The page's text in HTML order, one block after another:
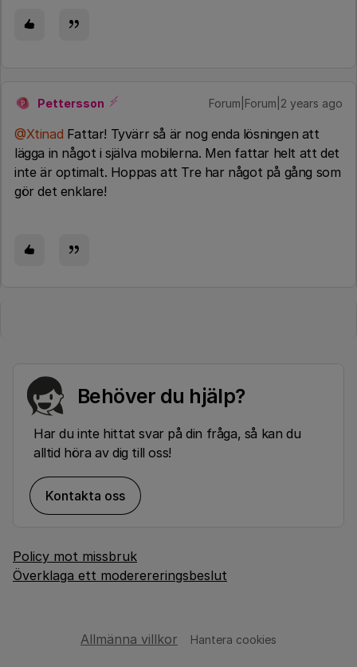
P Pettersson Forum|Forum|2 years ago
@Xtinad Fattar! Tyvärr så är nog enda lösningen att
lägga in något i själva mobilerna. Men fattar helt att det
inte är optimalt. Hoppas att Tre har något på gång som
gör det enklare!
Behöver du hjälp?
Har du inte hittat svar på din fråga, så kan du
alltid höra av dig till oss!
Kontakta oss
Policy mot missbruk
Överklaga ett moderereringsbeslut
Allmänna villkor Hantera cookies